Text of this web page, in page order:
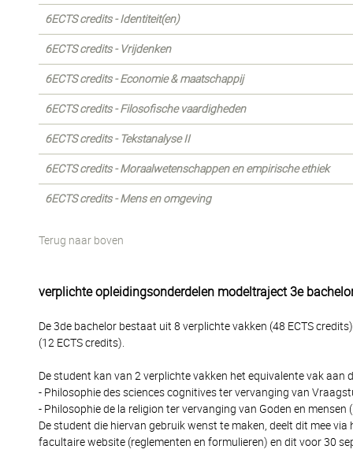
6ECTS credits - Identiteit(en)
6ECTS credits - Vrijdenken
6ECTS credits - Economie & maatschappij
6ECTS credits - Filosofische vaardigheden
6ECTS credits - Tekstanalyse II
6ECTS credits - Moraalwetenschappen en empirische ethiek
6ECTS credits - Mens en omgeving
Terug naar boven
verplichte opleidingsonderdelen modeltraject 3e
De 3de bachelor bestaat uit 8 verplichte vakken (48 ECTS
(12 ECTS credits).
De student kan van 2 verplichte vakken het equivalente vak aan
- Philosophie des sciences cognitives ter vervanging van
- Philosophie de la religion ter vervanging van Goden en
De student die hiervan gebruik wenst te maken, deelt dit mee
facultaire website (reglementen en formulieren) en dit voor 30